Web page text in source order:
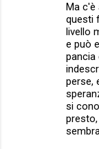
Ma
questi
livello
e può
pancia
perse,
si